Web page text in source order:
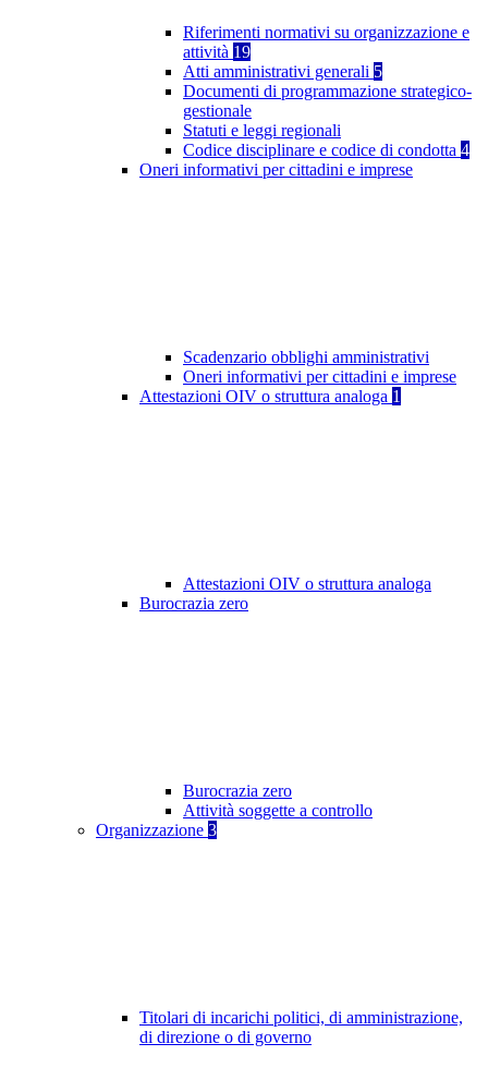
Riferimenti normativi su organizzazione e
attività 19
Atti amministrativi generali 5
Documenti di programmazione strategico-
gestionale
Statuti e leggi regionali
Codice disciplinare e codice di condotta 4
Oneri informativi per cittadini e imprese
Scadenzario obblighi amministrativi
Oneri informativi per cittadini e imprese
Attestazioni OIV o struttura analoga 1
Attestazioni OIV o struttura analoga
Burocrazia zero
Burocrazia zero
Attività soggette a controllo
Organizzazione 3
Titolari di incarichi politici, di amministrazione,
di direzione o di governo